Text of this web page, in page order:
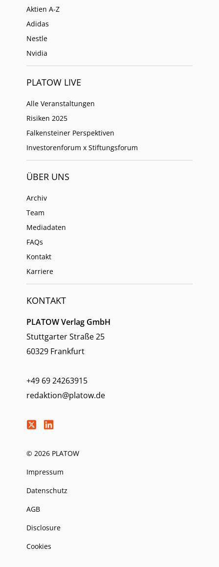
Aktien A-Z
Adidas
Nestle
Nvidia
PLATOW LIVE
Alle Veranstaltungen
Risiken 2025
Falkensteiner Perspektiven
Investorenforum x Stiftungsforum
ÜBER UNS
Archiv
Team
Mediadaten
FAQs
Kontakt
Karriere
KONTAKT
PLATOW Verlag GmbH
Stuttgarter Straße 25
60329 Frankfurt
+49 69 24263915
redaktion@platow.de
© 2026 PLATOW
Impressum
Datenschutz
AGB
Disclosure
Cookies